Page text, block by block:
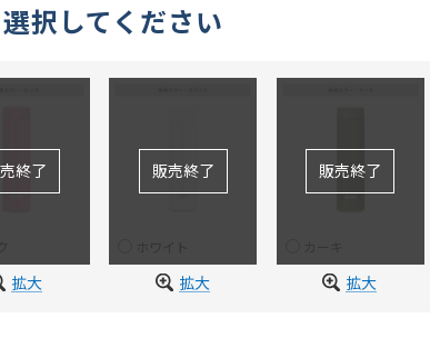
択してください
拡大 拡大 拡大